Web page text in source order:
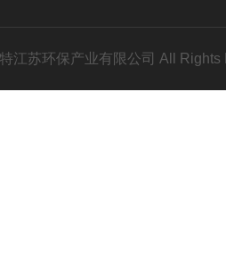
江苏环保产业有限公司 All